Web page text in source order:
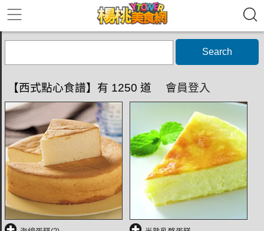
Search
【西式點心食譜】有 1250 道 會員登入